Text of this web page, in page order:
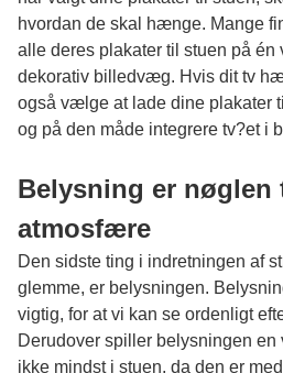
hvordan de skal hænge. Mange
alle deres plakater til stuen på
dekorativ billedvæg. Hvis dit tv
også vælge at lade dine plakater
og på den måde integrere tv?et i
Belysning er nøglen
atmosfære
Den sidste ting i indretningen af
glemme, er belysningen.
vigtig, for at vi kan se ordenligt
Derudover spiller belysningen en
ikke mindst i stuen, da den er